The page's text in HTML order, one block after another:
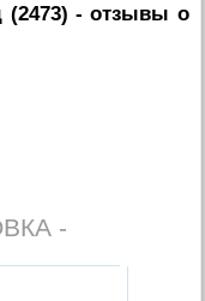
- отзывы о
-